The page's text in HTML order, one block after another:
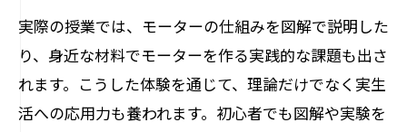
実際の授業では、モーターの仕組みを図解で説明した
り、身近な材料でモーターを作る実践的な課題も出さ
れます。こうした体験を通じて、理論だけでなく実生
活への応用力も養われます。初心者でも図解や実験を